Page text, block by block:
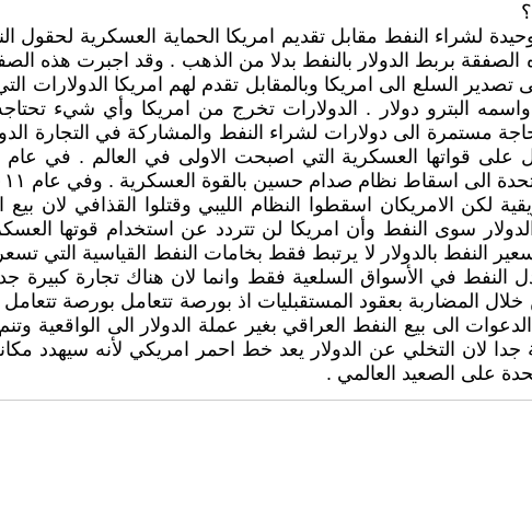
الصفقة بربط الدولار بالنفط بدلا من الذهب . وقد اجبرت هذه
السلع الى امريكا وبالمقابل تقدم لهم امريكا الدولارات
البترو دولار . الدولارات تخرج من امريكا وأي شيء تحتاجه
مستمرة الى دولارات لشراء النفط والمشاركة في التجارة
لكن الامريكان اسقطوا النظام الليبي وقتلوا القذافي لان
سوى النفط وأن امريكا لن تتردد عن استخدام قوتها
النفط بالدولار لا يرتبط فقط بخامات النفط القياسية التي
النفط في الأسواق السلعية فقط وانما لان هناك تجارة كبيرة
دولار . وعلى ذلك تفتقد الدعوات الى بيع النفط العراقي بغير عملة الدولار
على الصعيد العالمي .